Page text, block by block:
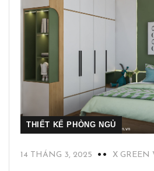
THIẾT KẾ PHÒNG NGỦ
14 THÁNG 3, 2025 X GREEN